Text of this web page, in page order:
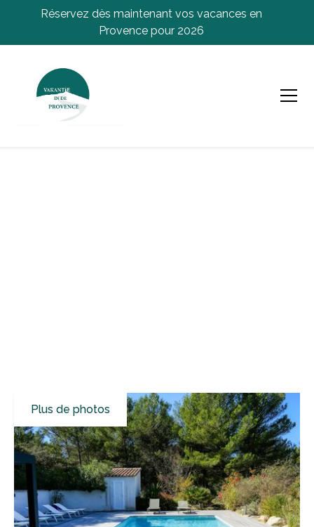
Réservez dès maintenant vos vacances en
Provence pour 2026
Tous les résultats
Villas de vacances
Bouches-Du-Rhône
Alleins
Prachtige villa met mooi uitzicht op de heuvels van de
Plus de photos